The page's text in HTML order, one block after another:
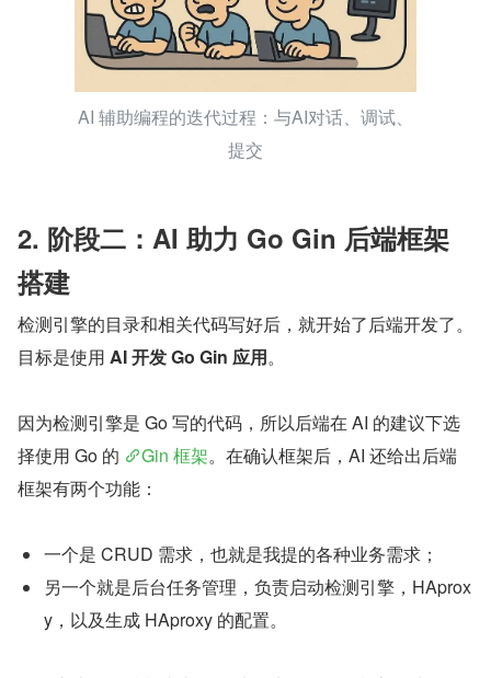
搭建
检测引擎的目录和相关代码写好后，就开始了后端开发了。
因为检测引擎是 Go 写的代码，所以后端在 AI 的建议下选
择使用 Go 的
。在确认框架后，AI 还给出后端
框架有两个功能：